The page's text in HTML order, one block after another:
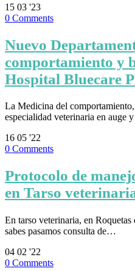
15 03 '23
0 Comments
Nuevo
comportamiento y
Hospital Bluecare
La Medicina del
especialidad veterinaria en auge
16 05 '22
0 Comments
Protocolo de
en Tarso
En tarso veterinaria, en
sabes pasamos consulta de…
04 02 '22
0 Comments